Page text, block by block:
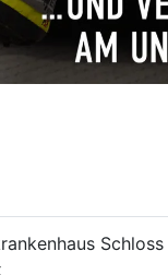
Schloss